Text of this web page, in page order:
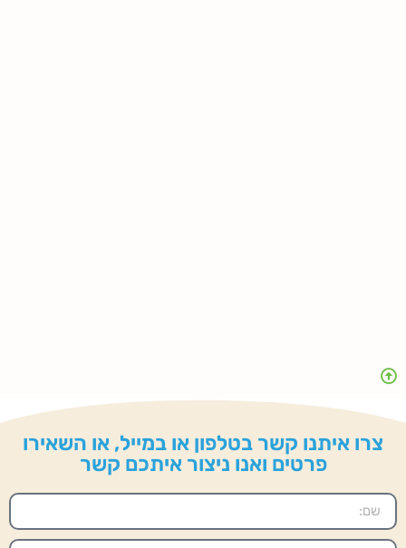
צרו איתנו קשר בטלפון או במייל, או השאירו
פרטים ואנו ניצור איתכם קשר